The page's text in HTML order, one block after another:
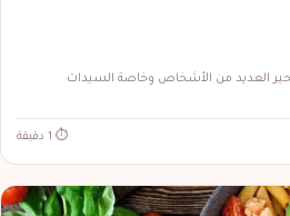
العديد من الأشخاص وخاصة السيدات
⏱ 1 دقيقة